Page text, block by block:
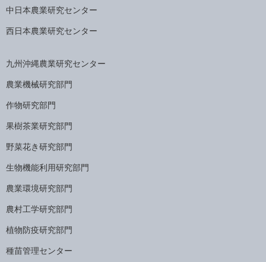
中日本農業研究センター
西日本農業研究センター
九州沖縄農業研究センター
農業機械研究部門
作物研究部門
果樹茶業研究部門
野菜花き研究部門
生物機能利用研究部門
農業環境研究部門
農村工学研究部門
植物防疫研究部門
種苗管理センター